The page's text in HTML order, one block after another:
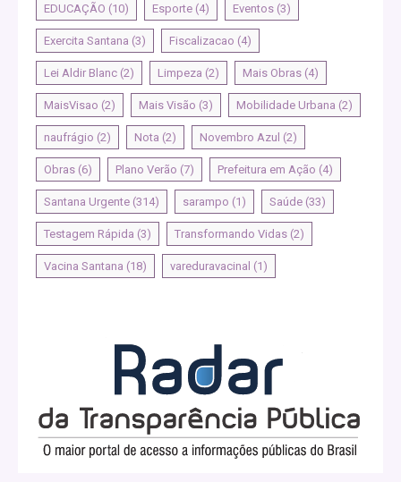
EDUCAÇÃO (10) Esporte (4) Eventos (3)
Exercita Santana (3) Fiscalizacao (4)
Lei Aldir Blanc (2) Limpeza (2) Mais Obras (4)
MaisVisao (2) Mais Visão (3) Mobilidade Urbana (2)
naufrágio (2) Nota (2) Novembro Azul (2)
Obras (6) Plano Verão (7) Prefeitura em Ação (4)
Santana Urgente (314) sarampo (1) Saúde (33)
Testagem Rápida (3) Transformando Vidas (2)
Vacina Santana (18) vareduravacinal (1)